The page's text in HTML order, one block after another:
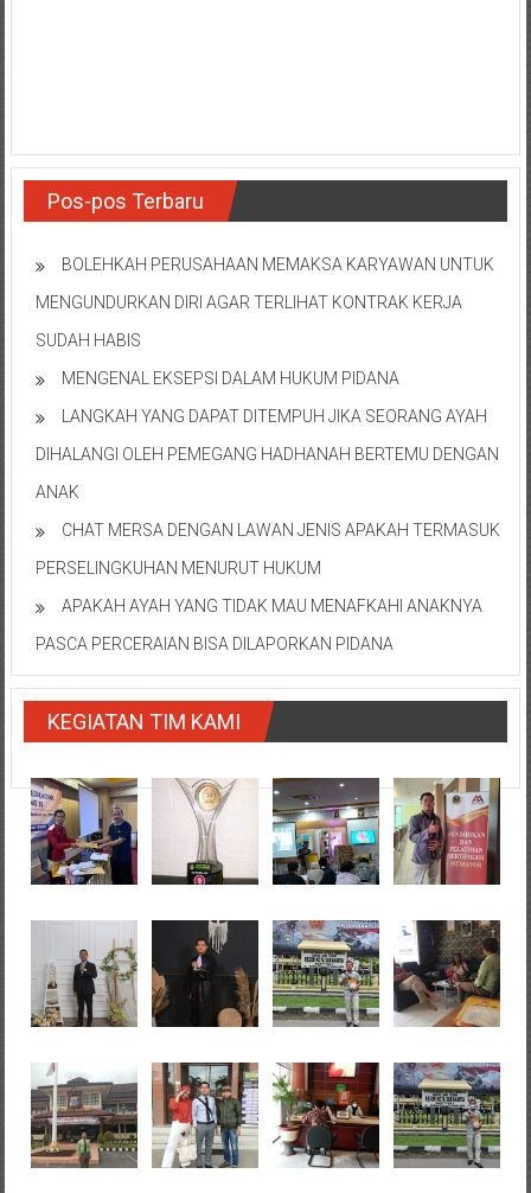
Timur/
Kalimantan
Selatan/
Samarinda/Jawa
jawa
Timur/
Terdekat
Pos-pos Terbaru
BOLEHKAH PERUSAHAAN MEMAKSA KARYAWAN UNTUK
MENGUNDURKAN DIRI AGAR TERLIHAT KONTRAK KERJA
SUDAH HABIS
MENGENAL EKSEPSI DALAM HUKUM PIDANA
LANGKAH YANG DAPAT DITEMPUH JIKA SEORANG AYAH
DIHALANGI OLEH PEMEGANG HADHANAH BERTEMU DENGAN
ANAK
CHAT MERSA DENGAN LAWAN JENIS APAKAH TERMASUK
PERSELINGKUHAN MENURUT HUKUM
APAKAH AYAH YANG TIDAK MAU MENAFKAHI ANAKNYA
PASCA PERCERAIAN BISA DILAPORKAN PIDANA
KEGIATAN TIM KAMI